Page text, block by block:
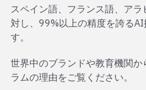
連携
盗用チェックツール
ユースケース
スペイン語、フランス語、ア
対し、99%以上の精度を誇る
す。
世界中のブランドや教育機関
ラムの理由をご覧ください。